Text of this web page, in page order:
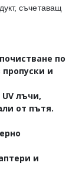
съчетаващ
по
и
лъчи,
от пътя.
и